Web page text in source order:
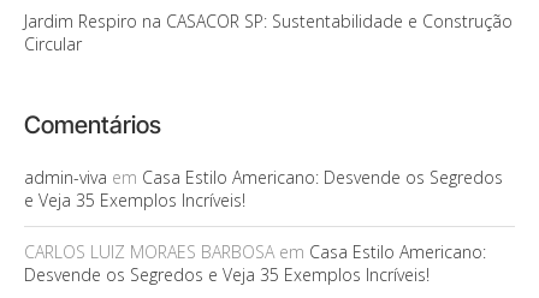
Jardim Respiro na CASACOR SP: Sustentabilidade e Construção
Circular
Comentários
admin-viva em Casa Estilo Americano: Desvende os Segredos
e Veja 35 Exemplos Incríveis!
CARLOS LUIZ MORAES BARBOSAem Casa Estilo Americano:
Desvende os Segredos e Veja 35 Exemplos Incríveis!